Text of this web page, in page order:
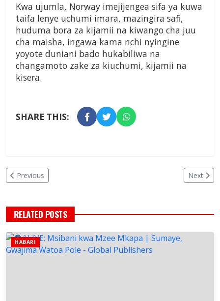
Kwa ujumla, Norway imejijengea sifa ya kuwa
taifa lenye uchumi imara, mazingira safi,
huduma bora za kijamii na kiwango cha juu
cha maisha, ingawa kama nchi nyingine
yoyote duniani bado hukabiliwa na
changamoto zake za kiuchumi, kijamii na
kisera.
SHARE THIS:
Previous Next
RELATED POSTS
HABARI